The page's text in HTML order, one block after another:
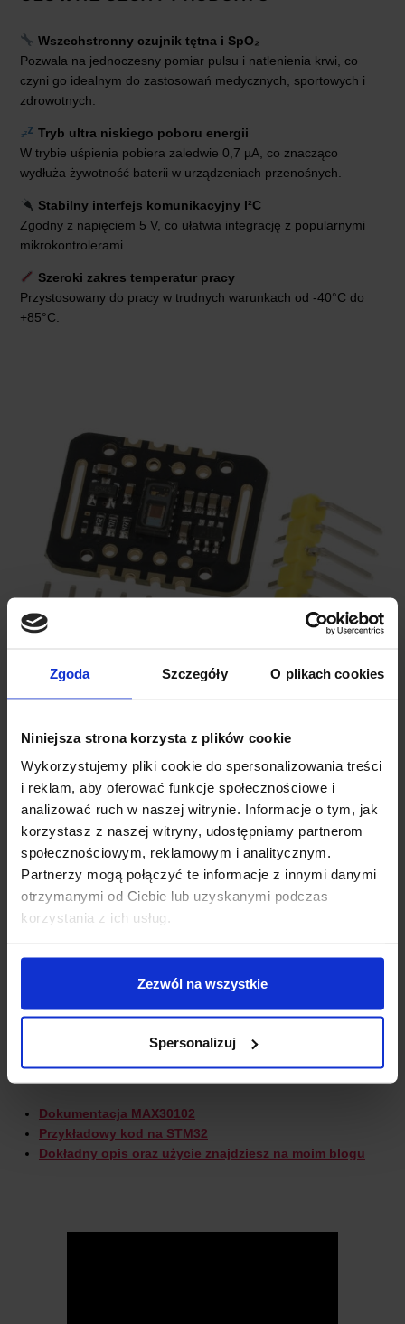
Zgoda Szczegóły O plikach cookies
Niniejsza strona korzysta z plików cookie
Wykorzystujemy pliki cookie do spersonalizowania treści
i reklam, aby oferować funkcje społecznościowe i
analizować ruch w naszej witrynie. Informacje o tym, jak
korzystasz z naszej witryny, udostępniamy partnerom
społecznościowym, reklamowym i analitycznym.
Partnerzy mogą połączyć te informacje z innymi danymi
otrzymanymi od Ciebie lub uzyskanymi podczas
korzystania z ich usług.
Zezwól na wszystkie
Spersonalizuj
Wszechstronny czujnik tętna i SpO₂
Pozwala na jednoczesny pomiar pulsu i natlenienia krwi, co
czyni go idealnym do zastosowań medycznych, sportowych i
zdrowotnych.
Tryb ultra niskiego poboru energii
W trybie uśpienia pobiera zaledwie 0,7 µA, co znacząco
wydłuża żywotność baterii w urządzeniach przenośnych.
Stabilny interfejs komunikacyjny I²C
Zgodny z napięciem 5 V, co ułatwia integrację z popularnymi
mikrokontrolerami.
Szeroki zakres temperatur pracy
Przystosowany do pracy w trudnych warunkach od -40°C do
+85°C.
SPECYFIKACJA TECHNICZNA
Napięcie zasilania układu:1,8 ÷ 5 V
Napięcie zasilania LED: 3,3 ÷ 5 V
Interfejs komunikacyjny:
I²C odporny na 5 V
Funkcje:
Pomiar pulsu i saturacji SpO₂
Tryb uśpienia: Pobór prądu tylko 0,7 µA
Wymiary płytki:20 × 15 mm
PRZYDATNE LINKI:
Dokumentacja MAX30102
Przykładowy kod na STM32
Dokładny opis oraz użycie znajdziesz na moim blogu